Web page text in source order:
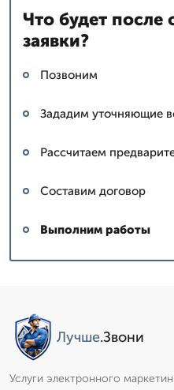
Что будет после
заявки?
Позвоним
Зададим уточняющие
Рассчитаем
Составим договор
Выполним работы
Лучше.Звони
Услуги электронного